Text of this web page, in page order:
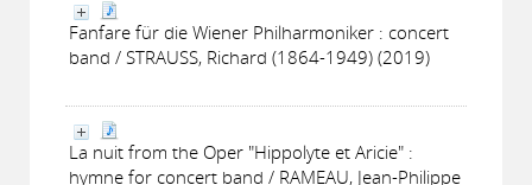
Fanfare für die Wiener Philharmoniker : concert
band / STRAUSS, Richard (1864-1949) (2019)
La nuit from the Oper "Hippolyte et Aricie" :
hymne for concert band / RAMEAU, Jean-Philippe